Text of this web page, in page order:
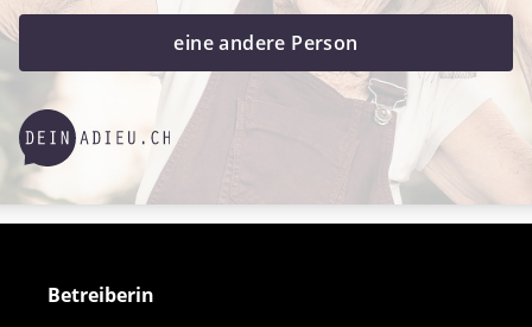
eine andere Person
Betreiberin